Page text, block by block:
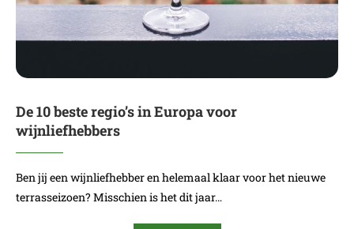
De 10 beste regio’s in Europa voor
wijnliefhebbers
Ben jij een wijnliefhebber en helemaal klaar voor het nieuwe
terrasseizoen? Misschien is het dit jaar…